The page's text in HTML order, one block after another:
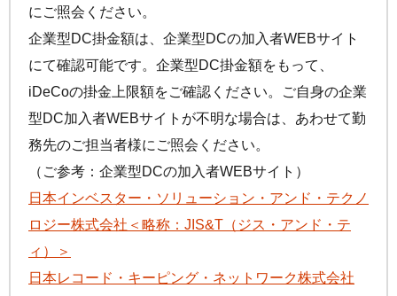
にご照会ください。
企業型DC掛金額は、企業型DCの加入者WEBサイト
にて確認可能です。企業型DC掛金額をもって、
iDeCoの掛金上限額をご確認ください。ご自身の企業
型DC加入者WEBサイトが不明な場合は、あわせて勤
務先のご担当者様にご照会ください。
（ご参考：企業型DCの加入者WEBサイト）
日本インベスター・ソリューション・アンド・テクノ
ロジー株式会社＜略称：JIS&T（ジス・アンド・テ
ィ）＞
日本レコード・キーピング・ネットワーク株式会社